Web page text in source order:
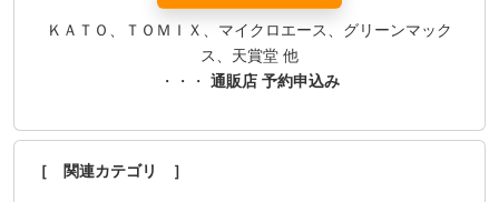
ＫＡＴＯ、ＴＯＭＩＸ、マイクロエース、グリーンマック
ス、天賞堂 他
・・・ 通販店 予約申込み
［ 関連カテゴリ ］